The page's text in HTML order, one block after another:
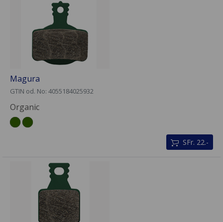
Magura
GTIN od. No: 4055184025932
Organic
SFr. 22.-